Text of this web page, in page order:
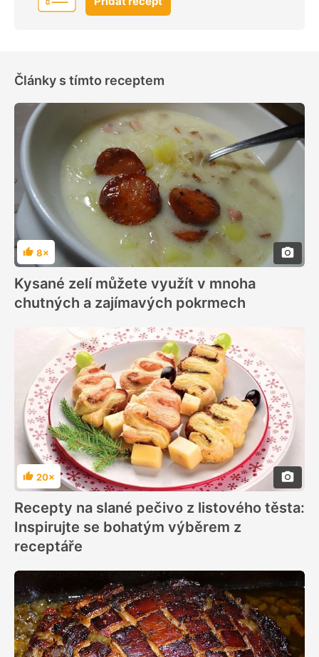
Články s tímto receptem
Hodnocení
8×
Kysané zelí můžete využít v mnoha
chutných a zajímavých pokrmech
Hodnocení
20×
Recepty na slané pečivo z listového těsta:
Inspirujte se bohatým výběrem z
receptáře